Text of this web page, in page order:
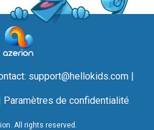
support@hellokids.com|
Paramètres de confidentialité
All rights reserved.